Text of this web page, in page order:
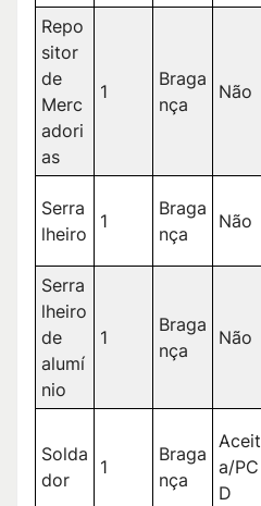
Repo
sitor
de
Merc
adori
as
1
Braga
nça
Não
Serra
lheiro
1
Braga
nça
Não
Serra
lheiro
de
alumí
nio
1
Braga
nça
Não
Solda
dor
1
Braga
nça
Aceit
a/PC
D